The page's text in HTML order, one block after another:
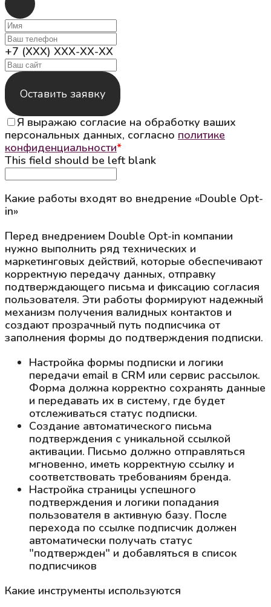
+7 (XXX) XXX-XX-XX
Оставить заявку
Я выражаю согласие на обработку ваших
персональных данных, согласно политике
конфиденциальности*
This field should be left blank
Какие работы входят во внедрение «Double Opt-
in»
Перед внедрением Double Opt-in компании
нужно выполнить ряд технических и
маркетинговых действий, которые обеспечивают
корректную передачу данных, отправку
подтверждающего письма и фиксацию согласия
пользователя. Эти работы формируют надежный
механизм получения валидных контактов и
создают прозрачный путь подписчика от
заполнения формы до подтверждения подписки.
Настройка формы подписки и логики
передачи email в CRM или сервис рассылок.
Форма должна корректно сохранять данные
и передавать их в систему, где будет
отслеживаться статус подписки.
Создание автоматического письма
подтверждения с уникальной ссылкой
активации. Письмо должно отправляться
мгновенно, иметь корректную ссылку и
соответствовать требованиям бренда.
Настройка страницы успешного
подтверждения и логики попадания
пользователя в активную базу. После
перехода по ссылке подписчик должен
автоматически получать статус
"подтвержден" и добавляться в список
подписчиков
Какие инструменты используются